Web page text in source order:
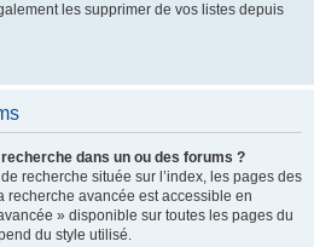
les supprimer de vos listes depuis
dans un ou des forums ?
recherche située sur l’index, les pages des
recherche avancée est accessible en
» disponible sur toutes les pages du
du style utilisé.